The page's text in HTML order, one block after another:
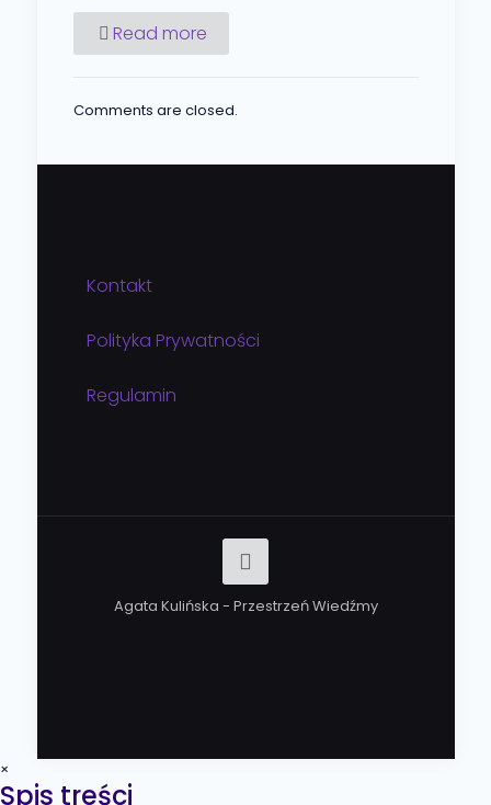
Read more
Comments are closed.
Kontakt
Polityka Prywatności
Regulamin
Agata Kulińska - Przestrzeń Wiedźmy
×
Spis treści